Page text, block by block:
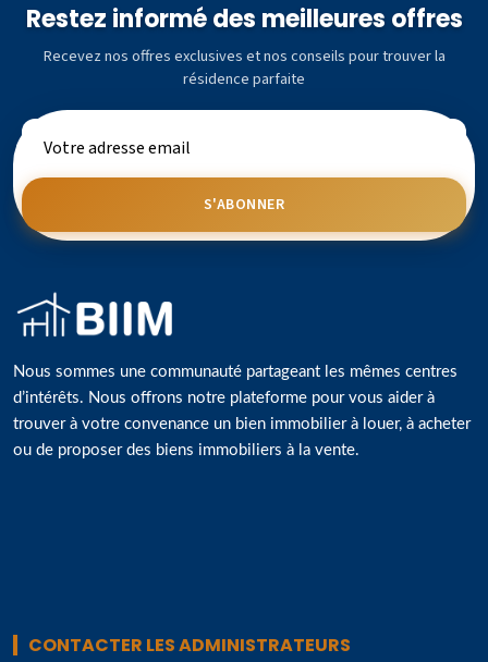
Restez informé des meilleures offres
Recevez nos offres exclusives et nos conseils pour trouver la
résidence parfaite
S'ABONNER
Nous sommes une communauté partageant les mêmes centres
d’intérêts. Nous offrons notre plateforme pour vous aider à
trouver à votre convenance un bien immobilier à louer, à acheter
ou de proposer des biens immobiliers à la vente.
CONTACTER LES ADMINISTRATEURS